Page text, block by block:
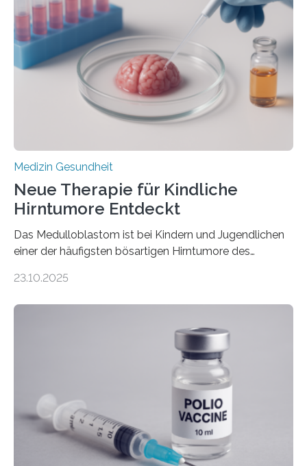
kann und wie sich durch eine Verringerung der
Herzbelastung und des oxidativen Stresses
Rhythmusstörungen reduzieren lassen. Würzburg. Die
hypertrophe Kardiomyopathie (HCM) ist die häufigste
erblich bedingte Herzerkrankung. Sie führt dazu, dass
sich die linke Herzkammer verdickt, der Herzmuskel zu
stark kontrahiert…
Medizin Gesundheit
Neue Therapie für Kindliche
Hirntumore Entdeckt
Das Medulloblastom ist bei Kindern und Jugendlichen
einer der häufigsten bösartigen Hirntumore des
Betroffenen können mit heutigen Methoden geheilt
Dringend benötigt werden zielgerichtete Therapien, die
nur Tumorschwachstellen angreifen und normales
Gewebe verschonen. Forschende um Daniel Merk vom
Hertie-Institut für klinische Hirnforschung am
Universitätsklinikum Tübingen haben eine solche
Schwachstelle im Erbgut einer Untergruppe des
Medulloblastoms gefunden. Die Wilhelm Sander-
Stiftung unterstützte das Projekt…
23.10.2025